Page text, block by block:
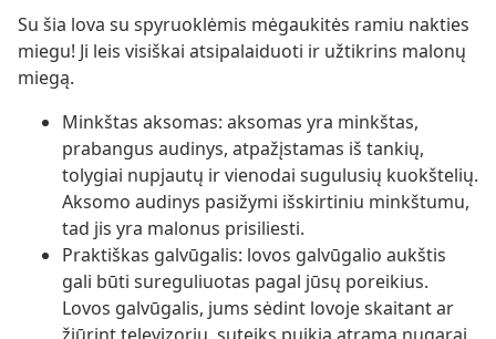
Su šia lova su spyruoklėmis mėgaukitės ramiu nakties
miegu! Ji leis visiškai atsipalaiduoti ir užtikrins malonų
miegą.
Minkštas aksomas: aksomas yra minkštas,
prabangus audinys, atpažįstamas iš tankių,
tolygiai nupjautų ir vienodai sugulusių kuokštelių.
Aksomo audinys pasižymi išskirtiniu minkštumu,
tad jis yra malonus prisiliesti.
Praktiškas galvūgalis: lovos galvūgalio aukštis
gali būti sureguliuotas pagal jūsų poreikius.
Lovos galvūgalis, jums sėdint lovoje skaitant ar